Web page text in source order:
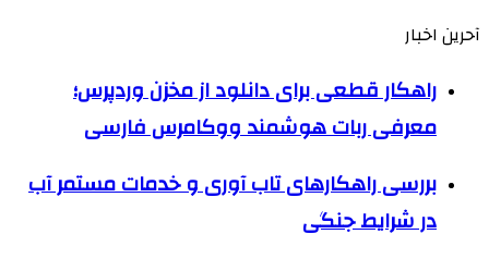
آحرین اخبار
راهکار قطعی برای دانلود از مخزن وردپرس؛
معرفی ربات هوشمند ووکامرس فارسی
بررسی راهکارهای تاب آوری و خدمات مستمر آب
در شرایط جنگی